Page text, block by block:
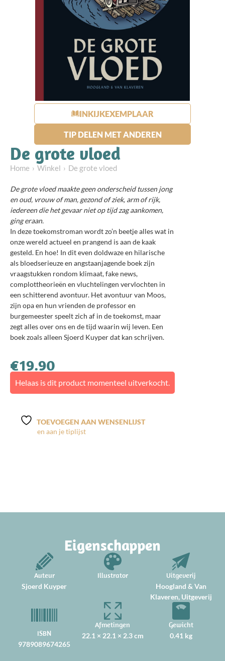
INKIJKEXEMPLAAR
TIP DELEN MET ANDEREN
De grote vloed
Home Winkel De grote vloed
De grote vloed maakte geen onderscheid tussen jong
en oud, vrouw of man, gezond of ziek, arm of rijk,
iedereen die het gevaar niet op tijd zag aankomen,
ging eraan.
In deze toekomstroman wordt zo’n beetje alles wat in
onze wereld actueel en prangend is aan de kaak
gesteld. En hoe! In dit even doldwaze en hilarische
als bloedserieuze en angstaanjagende boek zijn
vraagstukken rondom klimaat, fake news,
complottheorieën en vluchtelingen vervlochten in
een schitterend avontuur. Het avontuur van Moos,
zijn opa en hun vrienden de professor en
burgemeester speelt zich af in de toekomst, maar
zegt alles over ons en de tijd waarin wij leven. Een
boek zoals alleen Sjoerd Kuyper dat kan schrijven.
€19.90
Helaas is dit product momenteel uitverkocht.
TOEVOEGEN AAN WENSENLIJST
Eigenschappen
Auteur
Sjoerd Kuyper
Illustrator Uitgeverij
Hoogland & Van
Klaveren, Uitgeverij
ISBN
9789089674265
Afmetingen
22.1 × 22.1 × 2.3 cm
Gewicht
0.41 kg